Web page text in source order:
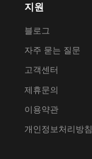
지원
블로그
자주 묻는 질문
고객센터
제휴문의
이용약관
개인정보처리방침